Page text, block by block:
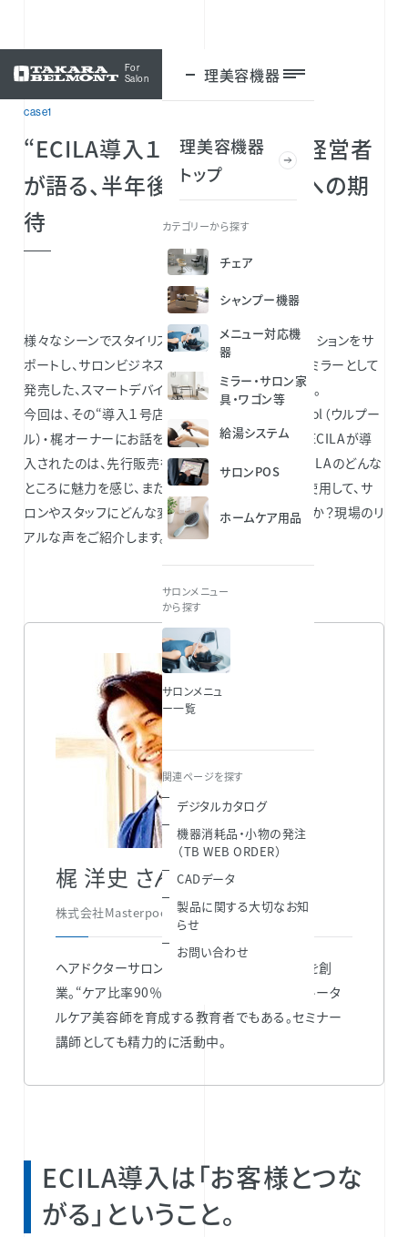
For
Salon
理美容機器
理美容機器
トップ
カテゴリーから探す
チェア
シャンプー機器
メニュー対応機
器
ミラー・サロン家
具・ワゴン等
給湯システム
サロンPOS
ホームケア用品
サロンメニュー
から探す
サロンメニュ
ー一覧
関連ページを探す
デジタルカタログ
機器消耗品・小物の発注
（TB WEB ORDER）
CADデータ
製品に関する大切なお知
らせ
お問い合わせ
ログイン
case1
“ECILA導入１号店”のサロン経営者
が語る、半年後の変化と未来への期
待​
様々なシーンでスタイリストとお客様のコミュニケーションをサ
ポートし、サロンビジネスの可能性を広げる次世代ミラーとして
発売した、スマートデバイスミラー「ECILA（エシラ）」。
今回は、その“導入１号店”となった横浜市のurupool（ウルプー
ル）・梶オーナーにお話を伺いました。ウルプールにECILAが導
入されたのは、先行販売を開始した2023年7月。ECILAのどんな
ところに魅力を感じ、またサロンワークで約半年間使用して、サ
ロンやスタッフにどんな変化が生まれ始めているのか？現場のリ
アルな声をご紹介します。
梶 洋史 さん
株式会社Masterpool 代表取締役​
ヘアドクターサロンとして2012年にurupoolを創
業。“ケア比率90％超え”や“店販特化”など、トータ
ルケア美容師を育成する教育者でもある。セミナー
講師としても精力的に活動中。
ECILA導入は「お客様とつな
がる」ということ。